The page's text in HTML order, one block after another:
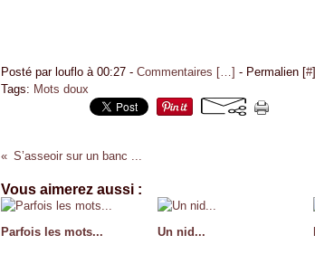
Posté par louflo à 00:27 - Commentaires […] - Permalien [#]
Tags: Mots doux
S’asseoir sur un banc ...
Vous aimerez aussi :
Parfois les mots... Un nid...